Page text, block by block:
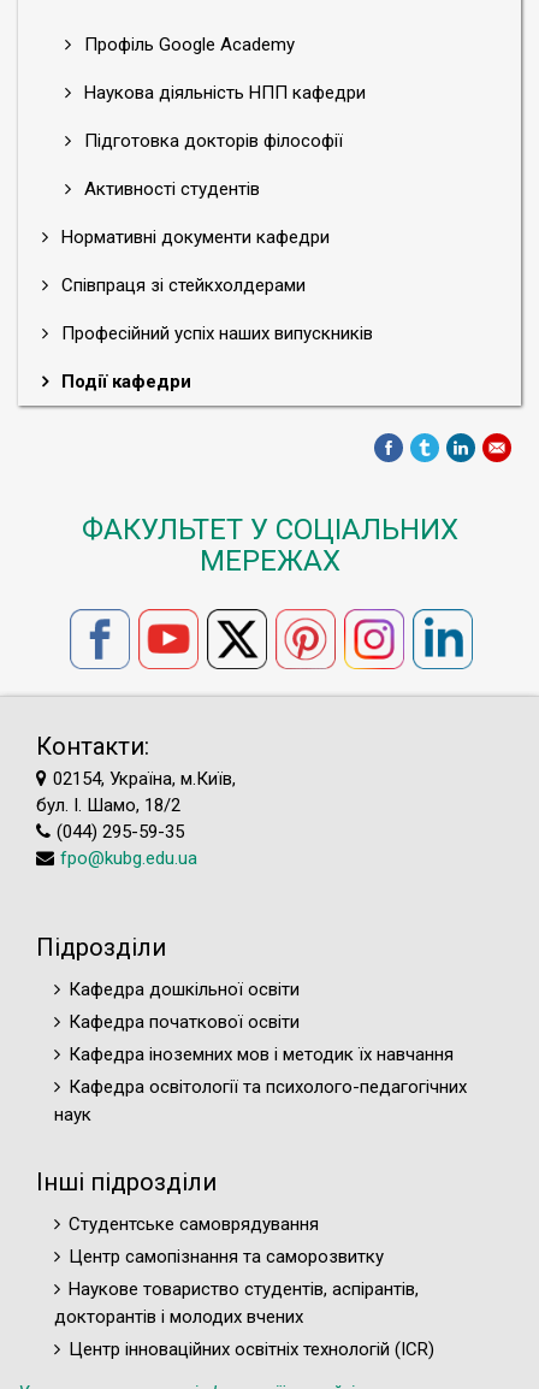
Профіль Google Academy
Наукова діяльність НПП кафедри
Підготовка докторів філософії
Активності студентів
Нормативні документи кафедри
Співпраця зі стейкхолдерами
Професійний успіх наших випускників
Події кафедри
ФАКУЛЬТЕТ У СОЦІАЛЬНИХ
МЕРЕЖАХ
Контакти:
02154, Україна, м.Київ,
бул. І. Шамо, 18/2
(044) 295-59-35
fpo@kubg.edu.ua
Підрозділи
Кафедра дошкільної освіти
Кафедра початкової освіти
Кафедра іноземних мов і методик їх навчання
Кафедра освітології та психолого-педагогічних
наук
Інші підрозділи
Студентське самоврядування
Центр самопізнання та саморозвитку
Наукове товариство студентів, аспірантів,
докторантів і молодих вчених
Центр інноваційних освітніх технологій (ICR)